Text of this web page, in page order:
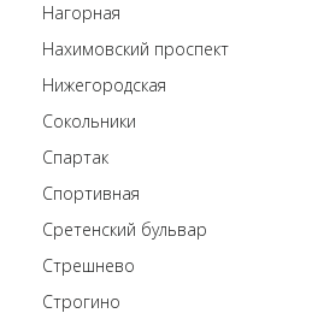
Нагорная
Нахимовский проспект
Нижегородская
Сокольники
Спартак
Спортивная
Сретенский бульвар
Стрешнево
Строгино